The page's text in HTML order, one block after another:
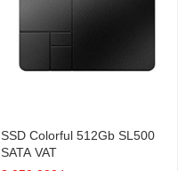
SSD Colorful 512Gb SL500
SATA VAT